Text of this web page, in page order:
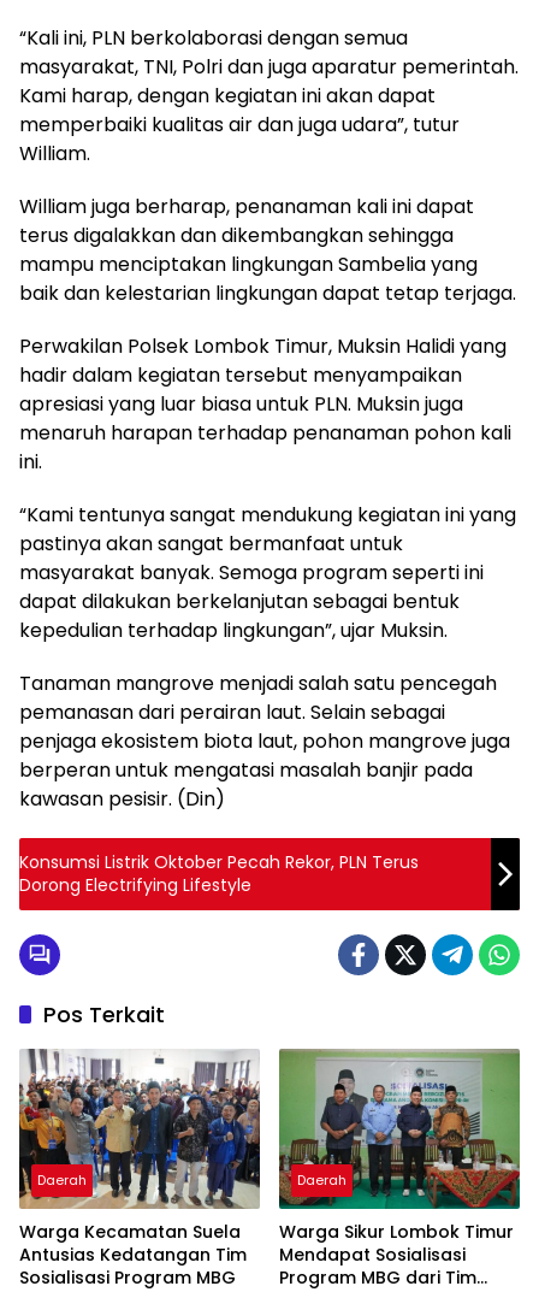
“Kali ini, PLN berkolaborasi dengan semua
masyarakat, TNI, Polri dan juga aparatur pemerintah.
Kami harap, dengan kegiatan ini akan dapat
memperbaiki kualitas air dan juga udara”, tutur
William.
William juga berharap, penanaman kali ini dapat
terus digalakkan dan dikembangkan sehingga
mampu menciptakan lingkungan Sambelia yang
baik dan kelestarian lingkungan dapat tetap terjaga.
Perwakilan Polsek Lombok Timur, Muksin Halidi yang
hadir dalam kegiatan tersebut menyampaikan
apresiasi yang luar biasa untuk PLN. Muksin juga
menaruh harapan terhadap penanaman pohon kali
ini.
“Kami tentunya sangat mendukung kegiatan ini yang
pastinya akan sangat bermanfaat untuk
masyarakat banyak. Semoga program seperti ini
dapat dilakukan berkelanjutan sebagai bentuk
kepedulian terhadap lingkungan”, ujar Muksin.
Tanaman mangrove menjadi salah satu pencegah
pemanasan dari perairan laut. Selain sebagai
penjaga ekosistem biota laut, pohon mangrove juga
berperan untuk mengatasi masalah banjir pada
kawasan pesisir. (Din)
Konsumsi Listrik Oktober Pecah Rekor, PLN Terus
Dorong Electrifying Lifestyle
Pos Terkait
Daerah
Warga Kecamatan Suela
Antusias Kedatangan Tim
Sosialisasi Program MBG
Daerah
Warga Sikur Lombok Timur
Mendapat Sosialisasi
Program MBG dari Tim